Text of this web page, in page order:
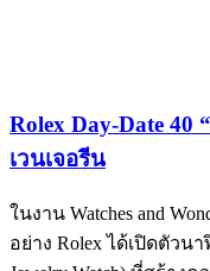
Rolex Day-Date 40
เวนเจอรีน
ในงาน Watches and
อย่าง Rolex ได้เปิดตัวน